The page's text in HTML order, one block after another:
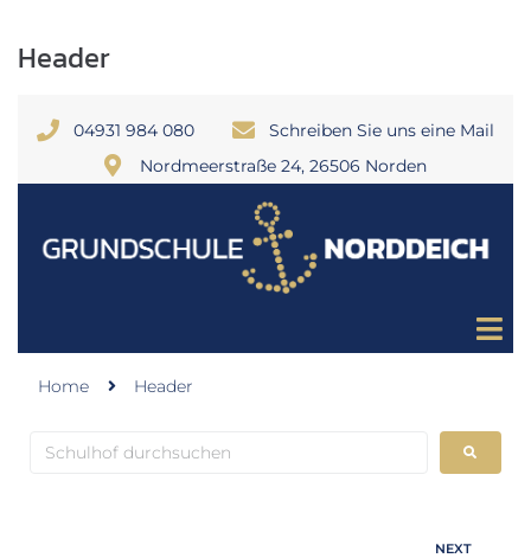
Header
04931 984 080
Schreiben Sie uns eine Mail
Nordmeerstraße 24, 26506 Norden
Home Header
NEXT